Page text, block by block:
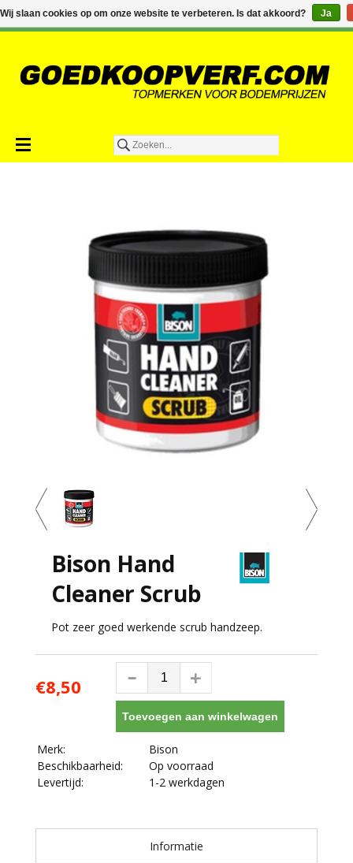
€0,00
Bison Hand
Cleaner Scrub
Pot zeer goed werkende scrub handzeep.
€8,50
Toevoegen aan winkelwagen
Toevoegen aan winkelwagen
Merk:
Bison
Beschikbaarheid:
Op voorraad
Levertijd:
1-2 werkdagen
Informatie
Wij slaan cookies op om onze website te verbeteren. Is dat akkoord? Ja